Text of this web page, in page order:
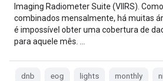
Imaging Radiometer Suite (VIIRS).
combinados mensalmente, há muitas
é impossível obter uma cobertura de
para aquele mês. …
dnb eog lights monthly